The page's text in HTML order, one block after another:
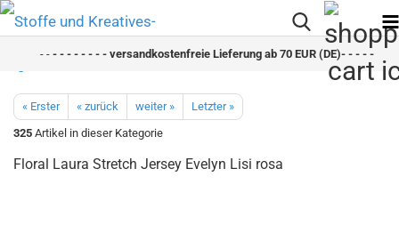
- -- - - - - - - - versandkostenfreie Lieferung ab 70 EUR (DE)- - - - - - - -
« Erster « zurück weiter »
Letzter »
325 Artikel in dieser Kategorie
Floral Laura Stretch Jersey Evelyn Lisi rosa